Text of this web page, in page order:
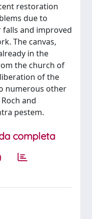
restoration
due to
and improved
The canvas,
in the
the church of
of the
numerous other
and
pestem.
completa